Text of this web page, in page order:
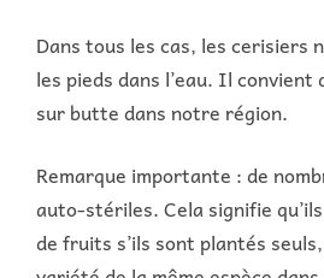
Dans tous les cas, les cerisiers
les pieds dans l’eau. Il
sur butte dans notre région.
Remarque importante : de
auto-stériles. Cela signifie
de fruits s’ils sont plantés